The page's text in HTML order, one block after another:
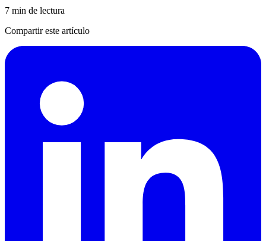
7 min de lectura
Compartir este artículo